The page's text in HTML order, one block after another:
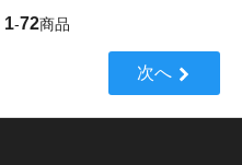
1-72商品
次へ